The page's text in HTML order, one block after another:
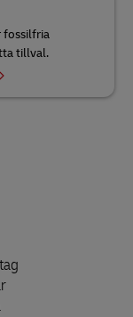
fossilfria
tillval.